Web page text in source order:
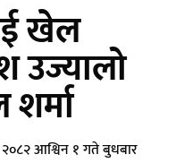
खेल
उज्यालो
२०८२ आश्विन १ गते बुधबार